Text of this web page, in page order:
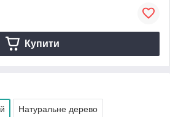
Купити
Натуральне дерево